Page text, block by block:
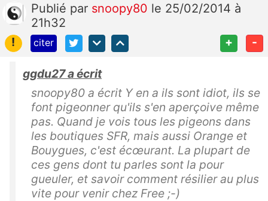
Publié par snoopy80 le 25/02/2014 à
21h32
!
citer + -
ggdu27 a écrit
snoopy80 a écrit Y en a ils sont idiot, ils se
font pigeonner qu'ils s'en aperçoive même
pas. Quand je vois tous les pigeons dans
les boutiques SFR, mais aussi Orange et
Bouygues, c'est écœurant. La plupart de
ces gens dont tu parles sont la pour
gueuler, et savoir comment résilier au plus
vite pour venir chez Free ;-)